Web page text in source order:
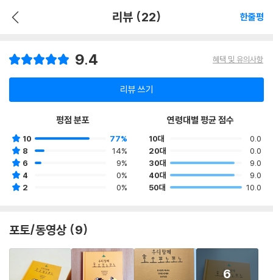
리뷰 (22) 한줄평
9.4 혜택 및 유의사항
리뷰 쓰기
평점 분포
10
77%
8
14%
6
9%
4
0%
2
0%
연령대별 평균 점수
10대
0.0
20대
0.0
30대
9.0
40대
9.0
50대
10.0
포토/동영상 (9)
6